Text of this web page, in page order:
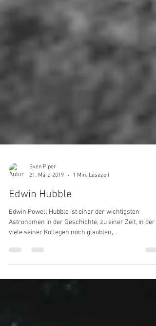
Sven Piper
21. März 2019
Edwin Hubble
Edwin Powell Hubble ist einer der wichtigsten
Astronomen in der Geschichte, zu einer Zeit, in der